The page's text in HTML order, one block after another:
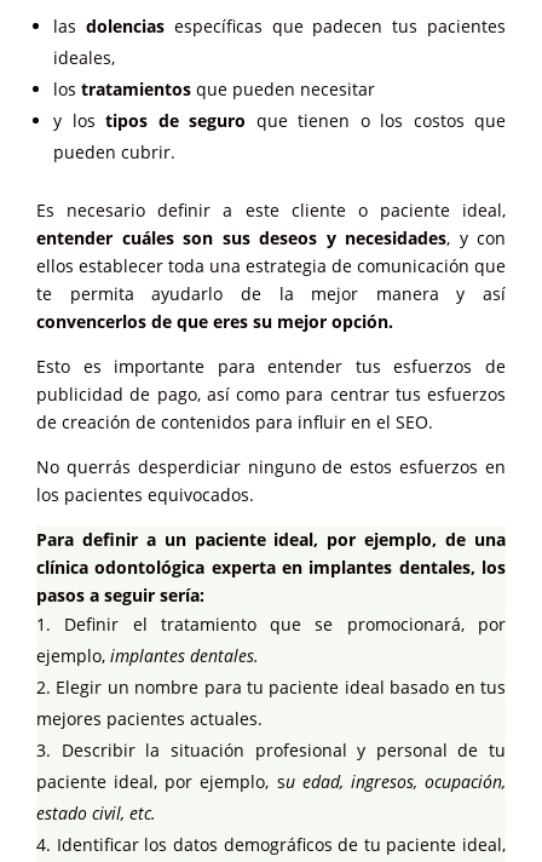
las dolencias específicas que padecen tus pacientes
ideales,
los tratamientos que pueden necesitar
y los tipos de seguro que tienen o los costos que
pueden cubrir.
Es necesario definir a este cliente o paciente ideal,
entender cuáles son sus deseos y necesidades, y con
ellos establecer toda una estrategia de comunicación que
te permita ayudarlo de la mejor manera y así
convencerlos de que eres su mejor opción.
Esto es importante para entender tus esfuerzos de
publicidad de pago, así como para centrar tus esfuerzos
de creación de contenidos para influir en el SEO.
No querrás desperdiciar ninguno de estos esfuerzos en
los pacientes equivocados.
Para definir a un paciente ideal, por ejemplo, de una
clínica odontológica experta en implantes dentales, los
pasos a seguir sería:
Definir el tratamiento que se promocionará, por
ejemplo, implantes dentales.
Elegir un nombre para tu paciente ideal basado en tus
mejores pacientes actuales.
Describir la situación profesional y personal de tu
paciente ideal, por ejemplo, su edad, ingresos, ocupación,
estado civil, etc.
Identificar los datos demográficos de tu paciente ideal,